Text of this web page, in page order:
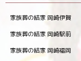
家族葬の結家 岡崎伊賀
家族葬の結家 岡崎駅前
家族葬の結家 岡崎福岡